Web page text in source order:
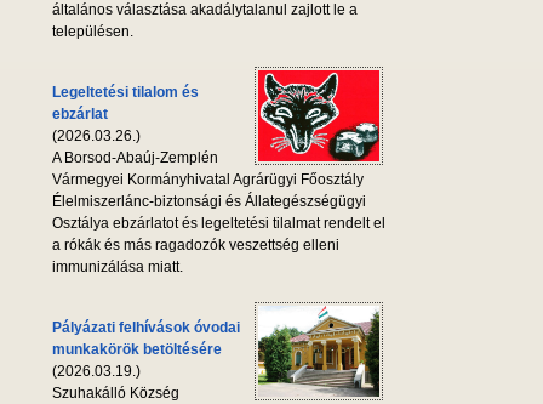
általános választása akadálytalanul zajlott le a
településen.
Legeltetési tilalom és
ebzárlat
(2026.03.26.)
A Borsod-Abaúj-Zemplén
Vármegyei Kormányhivatal Agrárügyi Főosztály
Élelmiszerlánc-biztonsági és Állategészségügyi
Osztálya ebzárlatot és legeltetési tilalmat rendelt el
a rókák és más ragadozók veszettség elleni
immunizálása miatt.
Pályázati felhívások óvodai
munkakörök betöltésére
(2026.03.19.)
Szuhakálló Község